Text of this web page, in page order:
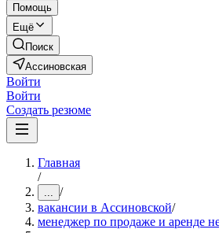
Помощь
Ещё
Поиск
Ассиновская
Войти
Войти
Создать резюме
Главная
/
... /
вакансии в Ассиновской/
менеджер по продаже и аренде